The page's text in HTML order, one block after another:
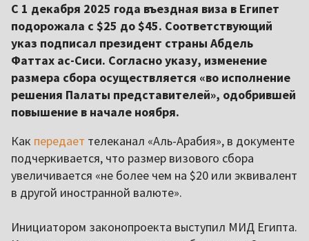
С 1 декабря 2025 года въездная виза в Египет
подорожала с $25 до $45. Соответствующий
указ подписал президент страны Абдель
Фаттах ас-Сиси. Согласно указу, изменение
размера сбора осуществляется «во исполнение
решения Палаты представителей», одобрившей
повышение в начале ноября.
Как передает телеканал «Аль-Арабия», в документе
подчеркивается, что размер визового сбора
увеличивается «не более чем на $20 или эквивалент
в другой иностранной валюте».
Инициатором законопроекта выступил МИД Египта.